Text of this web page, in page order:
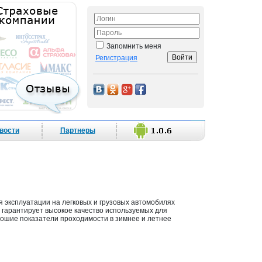
Запомнить меня
Регистрация
Партнеры
на легковых и грузовых автомобилях
высокое качество используемых для
показатели проходимости в зимнее и летнее